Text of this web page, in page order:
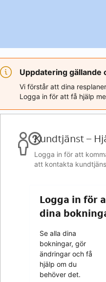
Uppdatering gällande
Vi förstår att dina
Logga in för att få hjälp
Kundtjänst –
Logga in för att
att kontakta
Logga in för
dina
Se alla dina
bokningar, gör
ändringar och få
hjälp om du
behöver det.